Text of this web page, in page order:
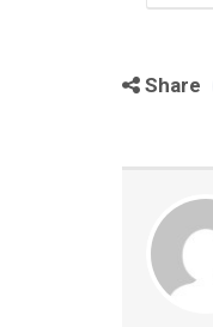
Share